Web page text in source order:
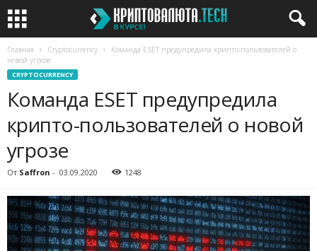
Главная Cryptocurrency
Команда ESET предупредила крипто-пользователей о
новой угрозе
CRYPTOCURRENCY
Команда ESET предупредила
крипто-пользователей о новой
угрозе
От Saffron - 03.09.2020 1248